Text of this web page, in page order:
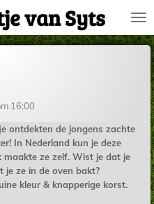
van Syts
16:00
ontdekten de jongens zachte
In Nederland kun je deze
maakte ze zelf. Wist je dat je
je ze in de oven bakt?
kleur & knapperige korst.